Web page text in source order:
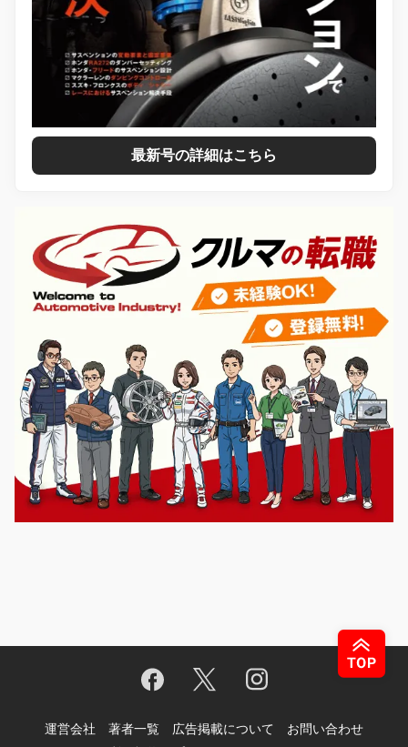
最新号の詳細はこちら
運営会社 著者一覧 広告掲載について
お問い合わせ